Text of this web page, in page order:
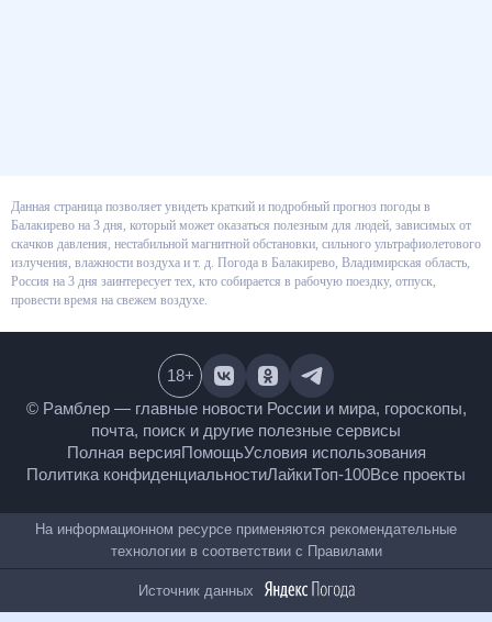
Данная страница позволяет увидеть краткий и подробный прогноз
погоды в Балакирево на 3 дня, который может оказаться полезным для
людей, зависимых от скачков давления, нестабильной магнитной
обстановки, сильного ультрафиолетового излучения, влажности воздуха
и т. д. Погода в Балакирево, Владимирская область, Россия на 3 дня
заинтересует тех, кто собирается в рабочую поездку, отпуск, провести
© Рамблер — главные новости России и мира,
гороскопы, почта, поиск и другие полезные сервисы
Полная версияПомощьУсловия использования
Все проекты
18+
На информационном ресурсе применяются
рекомендательные технологии в соответствии с